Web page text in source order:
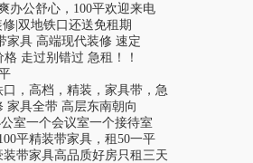
办公舒心，100平欢迎来电
|双地铁口还送免租期
家具 高端现代装修 速定
走过别错过 急租！！
，高档，精装，家具带，急
家具全带 高层东南朝向
室一个会议室一个接待室
平精装带家具，租50一平
带家具高品质好房只租三天